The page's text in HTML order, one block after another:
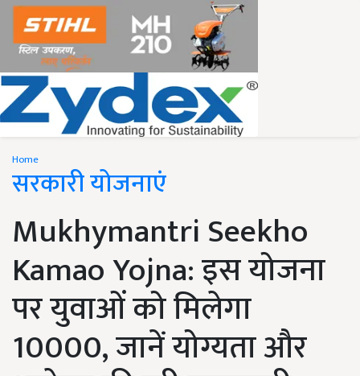
Home
सरकारी योजनाएं
Mukhymantri Seekho
Kamao Yojna: इस योजना
पर युवाओं को मिलेगा
10000, जानें योग्यता और